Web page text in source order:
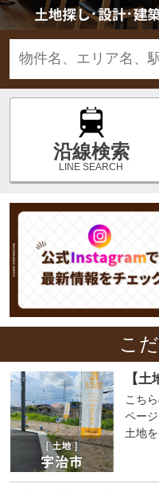
沿線検索
LINE SEARCH
こ
【
こち
ペー
土地